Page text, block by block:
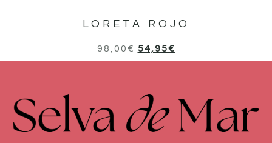
LORETA ROJO
98,00 € 54,95€